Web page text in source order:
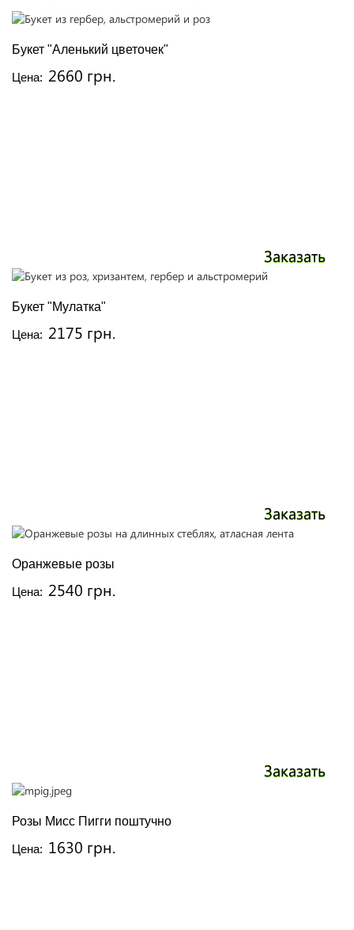
Букет "Аленький цветочек"
Цена: 2660 грн.
Заказать
Букет "Мулатка"
Цена: 2175 грн.
Заказать
Оранжевые розы
Цена: 2540 грн.
Заказать
Розы Мисс Пигги поштучно
Цена: 1630 грн.